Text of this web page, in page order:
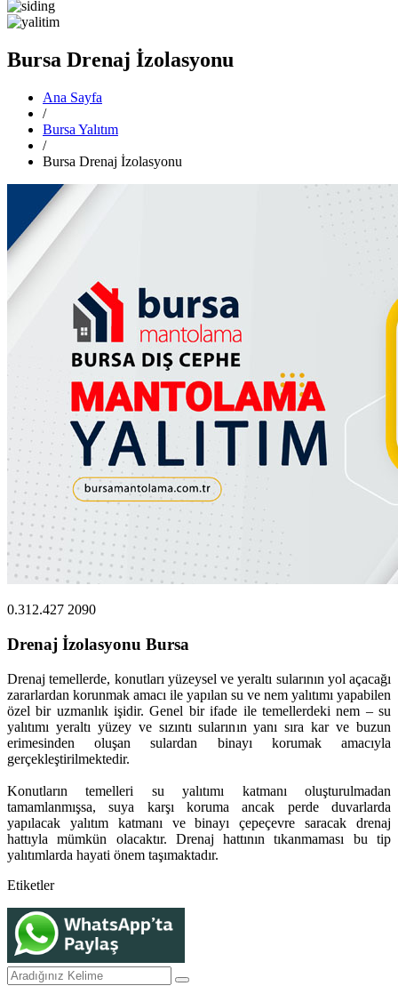
Bursa Drenaj İzolasyonu
Ana Sayfa
/
Bursa Yalıtım
/
Bursa Drenaj İzolasyonu
0.312.427 2090
Drenaj İzolasyonu Bursa
Drenaj temellerde, konutları yüzeysel ve yeraltı sularının yol açacağı
zararlardan korunmak amacı ile yapılan su ve nem yalıtımı yapabilen
özel bir uzmanlık işidir. Genel bir ifade ile temellerdeki nem – su
yalıtımı yeraltı yüzey ve sızıntı sularının yanı sıra kar ve buzun
erimesinden oluşan sulardan binayı korumak amacıyla
gerçekleştirilmektedir.
Konutların temelleri su yalıtımı katmanı oluşturulmadan
tamamlanmışsa, suya karşı koruma ancak perde duvarlarda
yapılacak yalıtım katmanı ve binayı çepeçevre saracak drenaj
hattıyla mümkün olacaktır. Drenaj hattının tıkanmaması bu tip
yalıtımlarda hayati önem taşımaktadır.
Etiketler